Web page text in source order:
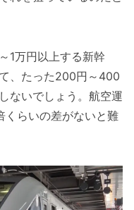
1万円以上する新幹
、たった200円～400
ないでしょう。航空運
くらいの差がないと難